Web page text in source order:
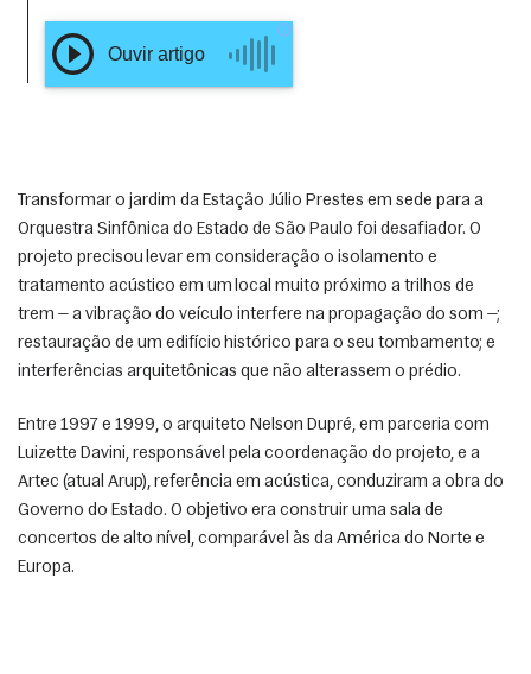
OUVIR ARTIGO COMPARTILHAR
Transformar o jardim da Estação Júlio Prestes em sede para a
Orquestra Sinfônica do Estado de São Paulo foi desafiador. O
projeto precisou levar em consideração o isolamento e
tratamento acústico em um local muito próximo a trilhos de
trem — a vibração do veículo interfere na propagação do som —;
restauração de um edifício histórico para o seu tombamento; e
interferências arquitetônicas que não alterassem o prédio.
Entre 1997 e 1999, o arquiteto Nelson Dupré, em parceria com
Luizette Davini, responsável pela coordenação do projeto, e a
Artec (atual Arup), referência em acústica, conduziram a obra do
Governo do Estado. O objetivo era construir uma sala de
concertos de alto nível, comparável às da América do Norte e
Europa.